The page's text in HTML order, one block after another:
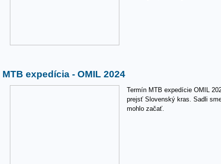
MTB expedícia - OMIL 2024
Termín MTB expedície OMIL
prejsť Slovenský kras. Sadli
mohlo začať.